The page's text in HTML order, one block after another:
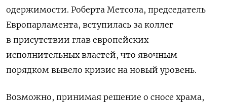
одержимости. Роберта Метсола, председатель
Европарламента, вступилась за коллег
в присутствии глав европейских
исполнительных властей, что явочным
порядком вывело кризис на новый уровень.
Возможно, принимая решение о сносе храма,